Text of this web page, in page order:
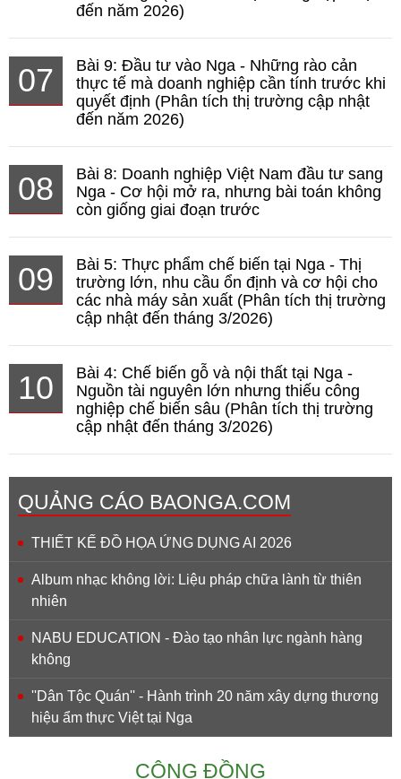
đến năm 2026)
07
Bài 9: Đầu tư vào Nga - Những rào cản
thực tế mà doanh nghiệp cần tính trước khi
quyết định (Phân tích thị trường cập nhật
đến năm 2026)
08
Bài 8: Doanh nghiệp Việt Nam đầu tư sang
Nga - Cơ hội mở ra, nhưng bài toán không
còn giống giai đoạn trước
09
Bài 5: Thực phẩm chế biến tại Nga - Thị
trường lớn, nhu cầu ổn định và cơ hội cho
các nhà máy sản xuất (Phân tích thị trường
cập nhật đến tháng 3/2026)
10
Bài 4: Chế biến gỗ và nội thất tại Nga -
Nguồn tài nguyên lớn nhưng thiếu công
nghiệp chế biến sâu (Phân tích thị trường
cập nhật đến tháng 3/2026)
QUẢNG CÁO BAONGA.COM
THIẾT KẾ ĐỒ HỌA ỨNG DỤNG AI 2026
Album nhạc không lời: Liệu pháp chữa lành từ thiên
nhiên
NABU EDUCATION - Đào tạo nhân lực ngành hàng
không
''Dân Tộc Quán'' - Hành trình 20 năm xây dựng thương
hiệu ẩm thực Việt tại Nga
CỘNG ĐỒNG